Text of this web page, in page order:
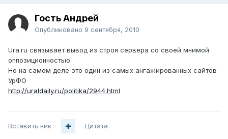
Гость Андрей
Опубликовано 9 сентября, 2010
Ura.ru связывает вывод из строя сервера со своей мнимой
оппозиционностью
Но на самом деле это один из самых ангажированных сайтов
УрФО
http://uraldaily.ru/politika/2944.html
Вставить ник Цитата